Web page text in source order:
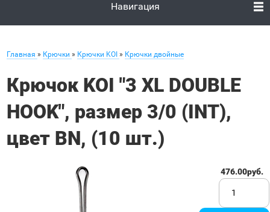
Навигация
Главная » Крючки » Крючки KOI » Крючки двойные
Крючок KOI "3 XL DOUBLE
HOOK", размер 3/0 (INT),
цвет BN, (10 шт.)
476.00руб.